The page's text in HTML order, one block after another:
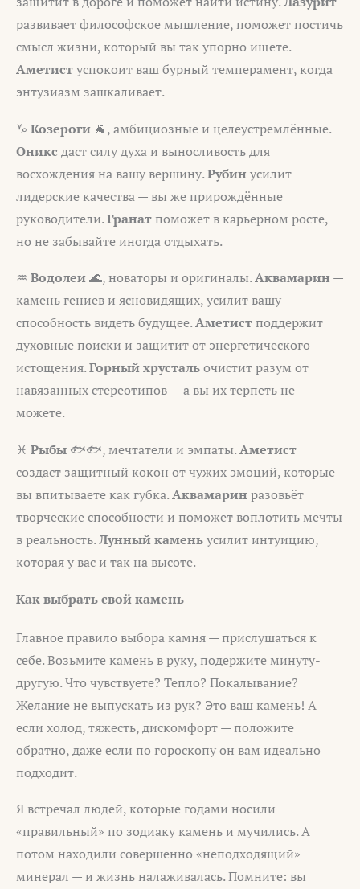
развивает философское мышление, поможет постичь
смысл жизни, который вы так упорно ищете.
Аметистуспокоит ваш бурный темперамент, когда
энтузиазм зашкаливает.
♑ Козероги 🐐, амбициозные и целеустремлённые.
Оникс даст силу духа и выносливость для
восхождения на вашу вершину.Рубин усилит
лидерские качества — вы же прирождённые
руководители.Гранат поможет в карьерном росте,
но не забывайте иногда отдыхать.
♒ Водолеи🌊, новаторы и оригиналы.Аквамарин —
камень гениев и ясновидящих, усилит вашу
способность видеть будущее.Аметист поддержит
духовные поиски и защитит от энергетического
истощения.Горный хрустальочистит разум от
навязанных стереотипов — а вы их терпеть не
можете.
♓ Рыбы 🐟🐟, мечтатели и эмпаты.Аметист
создаст защитный кокон от чужих эмоций, которые
вы впитываете как губка.Аквамарин разовьёт
творческие способности и поможет воплотить мечты
в реальность.Лунный каменьусилит интуицию,
которая у вас и так на высоте.
Как выбрать свой камень
Главное правило выбора камня — прислушаться к
себе. Возьмите камень в руку, подержите минуту-
другую. Что чувствуете? Тепло? Покалывание?
Желание не выпускать из рук? Это ваш камень! А
если холод, тяжесть, дискомфорт — положите
обратно, даже если по гороскопу он вам идеально
подходит.
Я встречал людей, которые годами носили
«правильный» по зодиаку камень и мучились. А
потом находили совершенно «неподходящий»
минерал — и жизнь налаживалась. Помните: вы